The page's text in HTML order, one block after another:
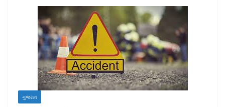
ગુજરાત